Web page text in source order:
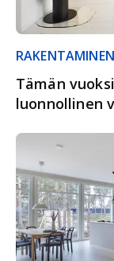
RAKENTAMINEN
Tämän
luonnollinen